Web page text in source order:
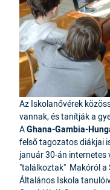
Az Iskolanővérek
vannak, és tanítják a
AGhana-Gambia-
felső tagozatos diákjai
január 30-án
"találkoztak" Makóról a
Általános Iskola